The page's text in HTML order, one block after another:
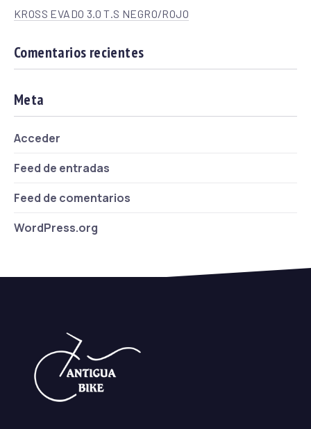
KROSS EVADO 3.0 T.S NEGRO/ROJO
Comentarios recientes
Meta
Acceder
Feed de entradas
Feed de comentarios
WordPress.org
Previous